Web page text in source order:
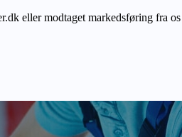
eller modtaget markedsføring fra